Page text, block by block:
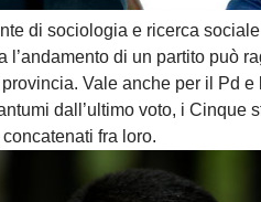
di sociologia e ricerca
l’andamento di un partito può
Vale anche per il Pd
dall’ultimo voto, i
fra loro.